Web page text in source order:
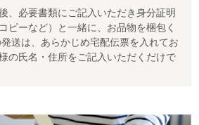
、必要書類にご記入いただき身分証明
ピーなど）と一緒に、お品物を梱包く
送は、あらかじめ宅配伝票を入れてお
の氏名・住所をご記入いただくだけで